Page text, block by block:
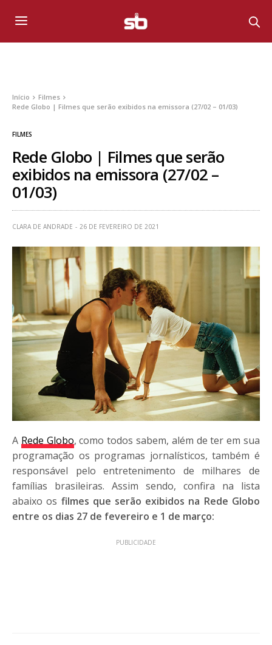
Início
Filmes
Rede Globo | Filmes que serão exibidos na emissora (27/02 – 01/03)
FILMES
Rede Globo | Filmes que serão
exibidos na emissora (27/02 –
01/03)
CLARA DE ANDRADE 26 DE FEVEREIRO DE 2021
A Rede Globo, como todos sabem, além de ter em sua
programação os programas jornalísticos, também é
responsável pelo entretenimento de milhares de
famílias brasileiras. Assim sendo, confira na lista
abaixo os filmes que serão exibidos na Rede Globo
entre os dias 27 de fevereiro e 1 de março:
PUBLICIDADE